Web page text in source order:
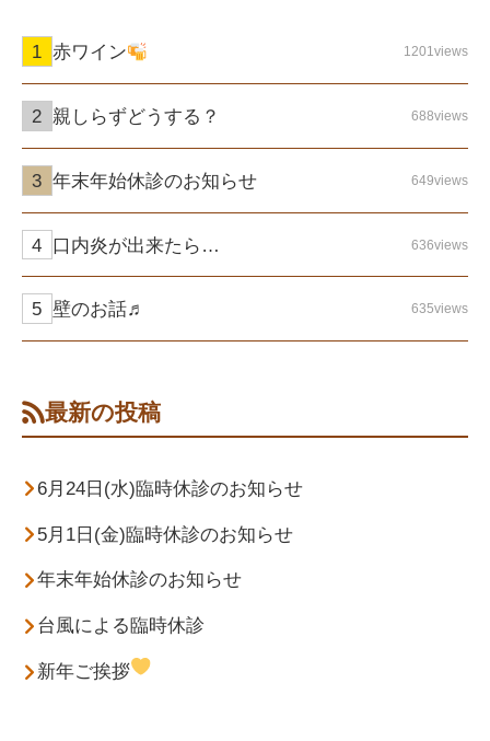
赤ワイン 1201views
親しらずどうする？ 688views
年末年始休診のお知らせ 649views
口内炎が出来たら… 636views
壁のお話♬ 635views
最新の投稿
6月24日(水)臨時休診のお知らせ
5月1日(金)臨時休診のお知らせ
年末年始休診のお知らせ
台風による臨時休診
新年ご挨拶